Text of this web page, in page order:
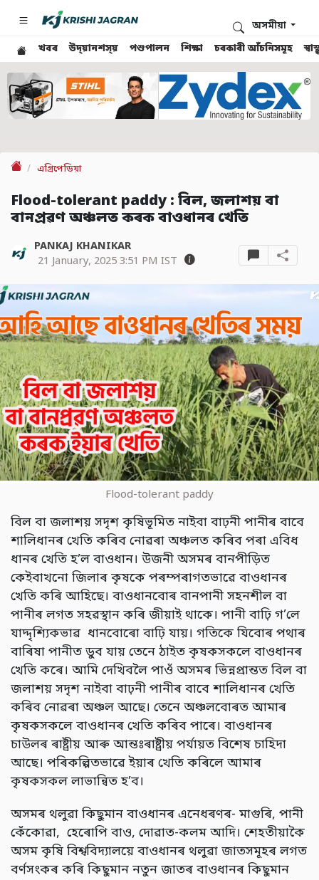
খবৰ উদ্য়ানশস্য় পশুপালন শিক্ষা চৰকাৰী আঁচনিসমূহ
অসমীয়া
এগ্ৰিপেডিয়া
Flood-tolerant paddy : বিল, জলাশয় বা
বানপ্ৰৱণ অঞ্চলত কৰক বাওধানৰ খেতি
PANKAJ KHANIKAR
21 January, 2025 3:51 PM IST
Flood-tolerant paddy
বিল বা জলাশয় সদৃশ কৃষিভূমিত নাইবা বাঢ়নী পানীৰ বাবে
শালিধানৰ খেতি কৰিব নোৱৰা অঞ্চলত কৰিব পৰা এবিধ
ধানৰ খেতি হ’ল বাওধান। উজনী অসমৰ বানপীড়িত
কেইবাখনো জিলাৰ কৃষকে পৰম্পৰাগতভাৱে বাওধানৰ
খেতি কৰি আহিছে। বাওধানবোৰ বানপানী সহনশীল বা
পানীৰ লগত সহৱস্থান কৰি জীয়াই থাকে। পানী বাঢ়ি গ’লে
যাদ্দৃশ্যিকভাৱ ধানবোৰো বাঢ়ি যায়। গতিকে যিবোৰ পথাৰ
বাৰিষা পানীত ডুব যায় তেনে ঠাইত কৃষকসকলে বাওধানৰ
খেতি কৰে। আমি দেখিবলৈ পাওঁ অসমৰ ভিন্নপ্ৰান্তত বিল বা
জলাশয় সদৃশ নাইবা বাঢ়নী পানীৰ বাবে শালিধানৰ খেতি
কৰিব নোৱৰা অঞ্চল আছে। তেনে অঞ্চলবোৰত আমাৰ
কৃষকসকলে বাওধানৰ খেতি কৰিব পাৰে। বাওধানৰ
চাউলৰ ৰাষ্ট্ৰীয় আৰু আন্তঃৰাষ্ট্ৰীয় পৰ্যায়ত বিশেষ চাহিদা
আছে। পৰিকল্পিতভাৱে ইয়াৰ খেতি কৰিলে আমাৰ
কৃষকসকল লাভান্বিত হ’ব।
অসমৰ থলুৱা কিছুমান বাওধানৰ এনেধৰণৰ- মাগুৰি, পানী
কেঁকোৱা, হেৰোপি বাও, দোৱাত-কলম আদি। শেহতীয়াকৈ
অসম কৃষি বিশ্ববিদ্যালয়ে বাওধানৰ থলুৱা জাতসমূহৰ লগত
বৰ্ণসংকৰ কৰি কিছুমান নতুন জাতৰ বাওধানৰ কিছুমান